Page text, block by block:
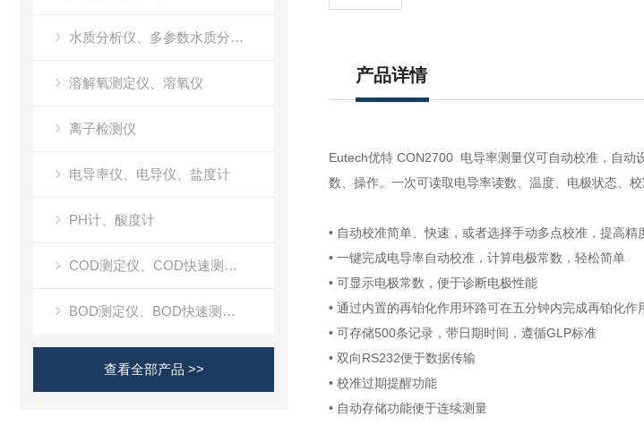
水质分析仪、多参数水质分析仪
溶解氧测定仪、溶氧仪
离子检测仪
电导率仪、电导仪、盐度计
PH计、酸度计
COD测定仪、COD快速测定仪
BOD测定仪、BOD快速测定仪
查看全部产品 >>
产品详情
Eutech优特 CON2700 电导率测量仪可自动校准，自动
数、操作。一次可读取电导率读数、温度、电极状态、校
• 自动校准简单、快速，或者选择手动多点校准，提高精
• 一键完成电导率自动校准，计算电极常数，轻松简单
• 可显示电极常数，便于诊断电极性能
• 通过内置的再铂化作用环路可在五分钟内完成再铂化作
• 可存储500条记录，带日期时间，遵循GLP标准
• 双向RS232便于数据传输
• 校准过期提醒功能
• 自动存储功能便于连续测量